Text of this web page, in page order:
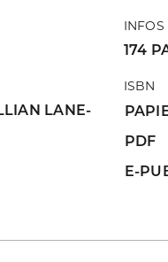
LANE-
INFOS
174
ISBN
PDF
E-